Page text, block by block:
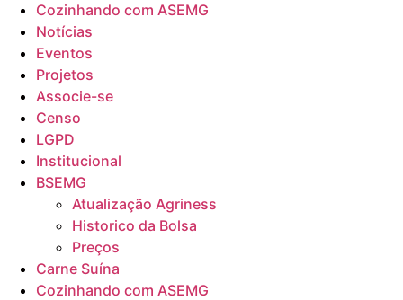
Cozinhando com ASEMG
Notícias
Eventos
Projetos
Associe-se
Censo
LGPD
Institucional
BSEMG
Atualização Agriness
Historico da Bolsa
Preços
Carne Suína
Cozinhando com ASEMG